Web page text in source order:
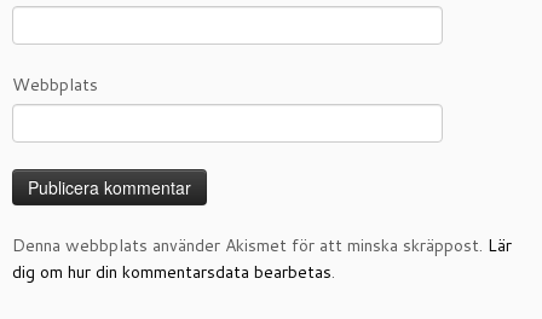
Webbplats
Denna webbplats använder Akismet för att minska skräppost. Lär
dig om hur din kommentarsdata bearbetas.